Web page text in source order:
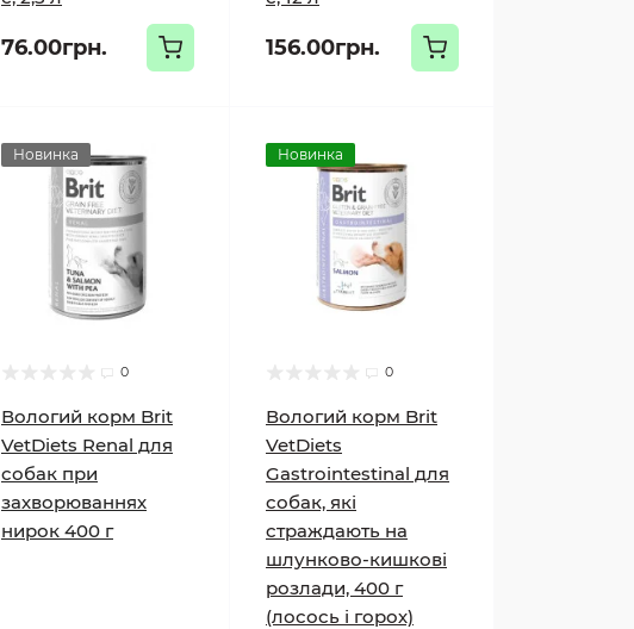
76.00грн. 156.00грн.
Новинка
0
Вологий корм Brit
VetDiets Renal для
собак при
захворюваннях
нирок 400 г
Новинка
0
Вологий корм Brit
VetDiets
Gastrointestinal для
собак, які
страждають на
шлунково-кишкові
розлади, 400 г
(лосось і горох)